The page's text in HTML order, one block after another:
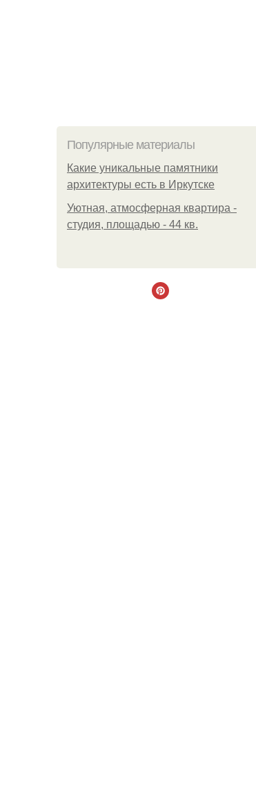
Популярные материалы
Какие уникальные памятники
архитектуры есть в Иркутске
Уютная, атмосферная квартира -
студия, площадью - 44 кв.